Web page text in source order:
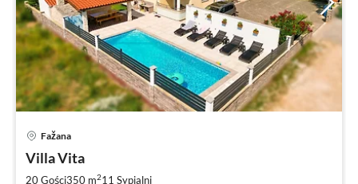
Fažana
Villa Vita
20 Gości350 m211 Sypialni